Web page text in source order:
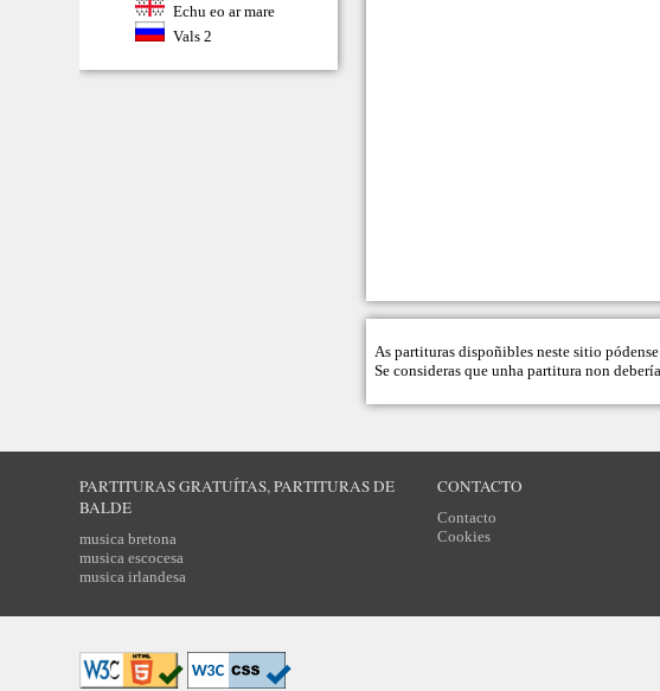
Echu eo ar mare
Vals 2
As partituras dispoñibles neste sitio
Se consideras que unha partitura non
PARTITURAS GRATUÍTAS, PARTITURAS DE
BALDE
musica bretona
musica escocesa
musica irlandesa
CONTACTO
Contacto
Cookies